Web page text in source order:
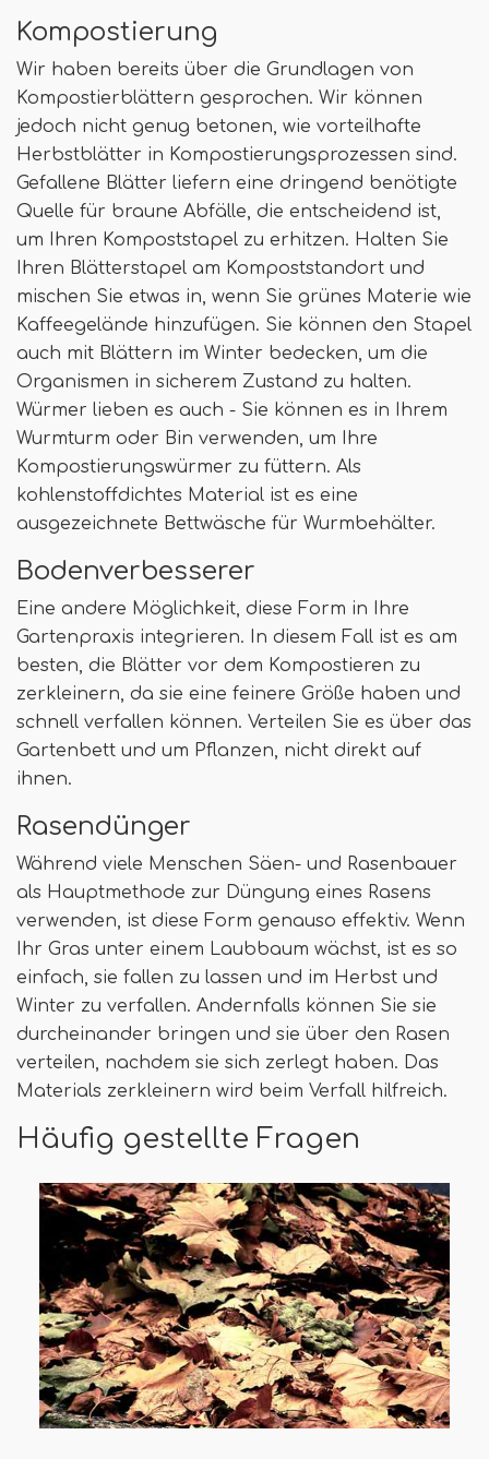
Kompostierung
Wir haben bereits über die Grundlagen von
Kompostierblättern gesprochen. Wir können
jedoch nicht genug betonen, wie vorteilhafte
Herbstblätter in Kompostierungsprozessen sind.
Gefallene Blätter liefern eine dringend benötigte
Quelle für braune Abfälle, die entscheidend ist,
um Ihren Kompoststapel zu erhitzen. Halten Sie
Ihren Blätterstapel am Kompoststandort und
mischen Sie etwas in, wenn Sie grünes Materie wie
Kaffeegelände hinzufügen. Sie können den Stapel
auch mit Blättern im Winter bedecken, um die
Organismen in sicherem Zustand zu halten.
Würmer lieben es auch - Sie können es in Ihrem
Wurmturm oder Bin verwenden, um Ihre
Kompostierungswürmer zu füttern. Als
kohlenstoffdichtes Material ist es eine
ausgezeichnete Bettwäsche für Wurmbehälter.
Bodenverbesserer
Eine andere Möglichkeit, diese Form in Ihre
Gartenpraxis integrieren. In diesem Fall ist es am
besten, die Blätter vor dem Kompostieren zu
zerkleinern, da sie eine feinere Größe haben und
schnell verfallen können. Verteilen Sie es über das
Gartenbett und um Pflanzen, nicht direkt auf
ihnen.
Rasendünger
Während viele Menschen Säen- und Rasenbauer
als Hauptmethode zur Düngung eines Rasens
verwenden, ist diese Form genauso effektiv. Wenn
Ihr Gras unter einem Laubbaum wächst, ist es so
einfach, sie fallen zu lassen und im Herbst und
Winter zu verfallen. Andernfalls können Sie sie
durcheinander bringen und sie über den Rasen
verteilen, nachdem sie sich zerlegt haben. Das
Materials zerkleinern wird beim Verfall hilfreich.
Häufig gestellte Fragen